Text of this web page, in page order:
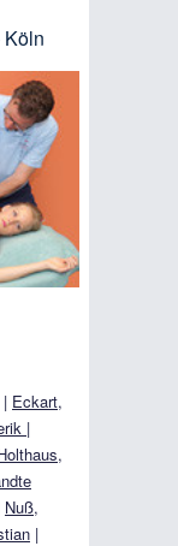
| Eckart,
|
Nuß,
|